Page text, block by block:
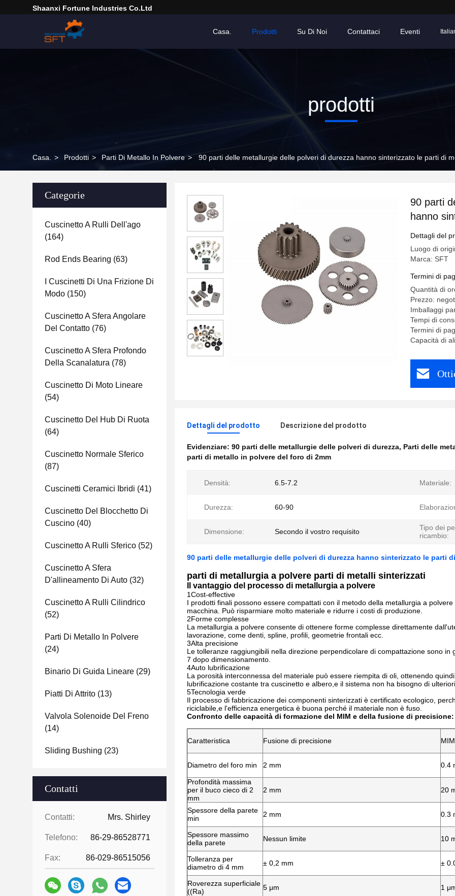
Shaanxi Fortune Industries Co.ltd
Casa. Prodotti Su Di Noi Contattaci Eventi
prodotti
Casa. > Prodotti > Parti Di Metallo In Polvere > 90 parti delle metallurgie delle polveri di durezza hanno sinterizzato le parti di
Categorie
Cuscinetto A Rulli Dell'ago
(164)
Rod Ends Bearing (63)
I Cuscinetti Di Una Frizione Di
Modo (150)
Cuscinetto A Sfera Angolare
Del Contatto (76)
Cuscinetto A Sfera Profondo
Della Scanalatura (78)
Cuscinetto Di Moto Lineare
(54)
Cuscinetto Del Hub Di Ruota
(64)
Cuscinetto Normale Sferico
(87)
Cuscinetti Ceramici Ibridi (41)
Cuscinetto Del Blocchetto Di
Cuscino (40)
Cuscinetto A Rulli Sferico (52)
Cuscinetto A Sfera
D'allineamento Di Auto (32)
Cuscinetto A Rulli Cilindrico
(52)
Parti Di Metallo In Polvere
(24)
Binario Di Guida Lineare (29)
Piatti Di Attrito (13)
Valvola Solenoide Del Freno
(14)
Sliding Bushing (23)
Contatti
Contatti: Mrs. Shirley
Telefono: 86-29-86528771
Fax: 86-029-86515056
90 parti
hanno
Dettagli del
Luogo di
Marca: SFT
Termini di
Quantità di
Prezzo:
Imballaggi
Tempi di
Termini di
Capacità di
Dettagli del prodotto Descrizione del prodotto
Evidenziare: 90 parti delle metallurgie delle polveri di durezza, Parti delle
parti di metallo in polvere del foro di 2mm
Densità: 6.5-7.2 Materiale:
Durezza: 60-90
Dimensione: Secondo il vostro requisito
Tipo dei
ricambio:
90 parti delle metallurgie delle polveri di durezza hanno sinterizzato le parti
parti di metallurgia a polvere parti di metalli sinterizzati
Il vantaggio del processo di metallurgia a polvere
1Cost-effective
I prodotti finali possono essere compattati con il metodo della metallurgia a
macchina. Può risparmiare molto materiale e ridurre i costi di produzione.
2Forme complesse
La metallurgia a polvere consente di ottenere forme complesse direttamente
lavorazione, come denti, spline, profili, geometrie frontali ecc.
3Alta precisione
Le tolleranze raggiungibili nella direzione perpendicolare di compattazione sono
7 dopo dimensionamento.
4Auto lubrificazione
La porosità interconnessa del materiale può essere riempita di oli, ottenendo
lubrificazione costante tra cuscinetto e albero,e il sistema non ha bisogno di
5Tecnologia verde
Il processo di fabbricazione dei componenti sinterizzati è certificato ecologico,
riciclabile,e l'efficienza energetica è buona perché il materiale non è fuso.
Confronto delle capacità di formazione del MIM e della fusione di precisione:
Caratteristica Fusione di precisione MIM
Diametro del foro min 2 mm 0.4
Profondità massima
per il buco cieco di 2
mm
2 mm 20
Spessore della parete
min
2 mm 0.3
Spessore massimo
della parete
Nessun limite 10
Tolleranza per
diametro di 4 mm
± 0,2 mm ±
Roverezza superficiale
((Ra)
5 μm 1